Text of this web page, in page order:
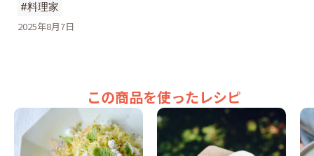
#料理家
2025年8月7日
この商品を使ったレシピ